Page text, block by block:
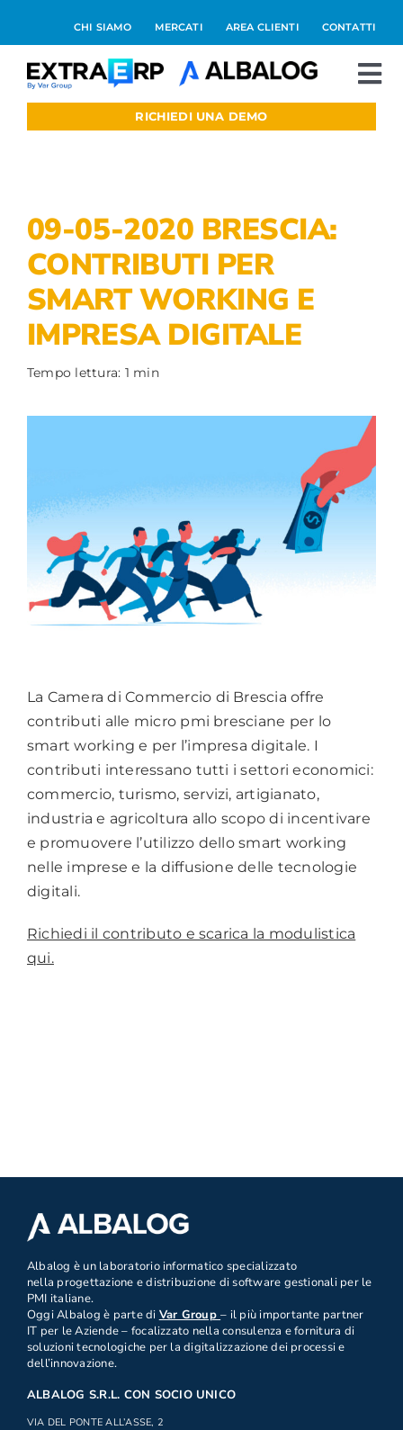
al
contenuto
CHI SIAMO MERCATI AREA CLIENTI CONTATTI
Extraerp Aree
Integrazioni
Blog
Preventivo online
RICHIEDI UNA DEMO
09-05-2020 BRESCIA:
CONTRIBUTI PER
SMART WORKING E
IMPRESA DIGITALE
Tempo lettura: 1 min
La Camera di Commercio di Brescia offre
contributi alle micro pmi bresciane per lo
smart working e per l’impresa digitale. I
contributi interessano tutti i settori economici:
commercio, turismo, servizi, artigianato,
industria e agricoltura allo scopo di incentivare
e promuovere l’utilizzo dello smart working
nelle imprese e la diffusione delle tecnologie
digitali.
Richiedi il contributo e scarica la modulistica
qui.
Albalog è un laboratorio informatico specializzato
nella progettazione e distribuzione di software gestionali per le
PMI italiane.
Oggi Albalog è parte di Var Group– il più importante partner
IT per le Aziende – focalizzato nella consulenza e fornitura di
soluzioni tecnologiche per la digitalizzazione dei processi e
dell’innovazione.
ALBALOG S.R.L. CON SOCIO UNICO
VIA DEL PONTE ALL’ASSE, 2